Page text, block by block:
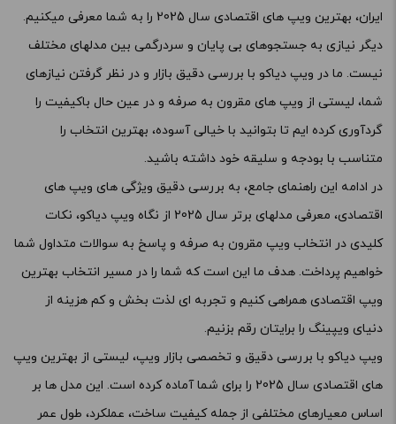
ایران، بهترین ویپ های اقتصادی سال 2025 را به شما معرفی میکنیم.
دیگر نیازی به جستجوهای بی پایان و سردرگمی بین مدلهای مختلف
نیست. ما در ویپ دیاکو با بررسی دقیق بازار و در نظر گرفتن نیازهای
شما، لیستی از ویپ های مقرون به صرفه و در عین حال باکیفیت را
گردآوری کرده ایم تا بتوانید با خیالی آسوده، بهترین انتخاب را
متناسب با بودجه و سلیقه خود داشته باشید.
در ادامه این راهنمای جامع، به بررسی دقیق ویژگی های ویپ های
اقتصادی، معرفی مدلهای برتر سال 2025 از نگاه ویپ دیاکو، نکات
کلیدی در انتخاب ویپ مقرون به صرفه و پاسخ به سوالات متداول شما
خواهیم پرداخت. هدف ما این است که شما را در مسیر انتخاب بهترین
ویپ اقتصادی همراهی کنیم و تجربه ای لذت بخش و کم هزینه از
دنیای ویپینگ را برایتان رقم بزنیم.
ویپ دیاکو با بررسی دقیق و تخصصی بازار ویپ، لیستی از بهترین ویپ
های اقتصادی سال 2025 را برای شما آماده کرده است. این مدل ها بر
اساس معیارهای مختلفی از جمله کیفیت ساخت، عملکرد، طول عمر